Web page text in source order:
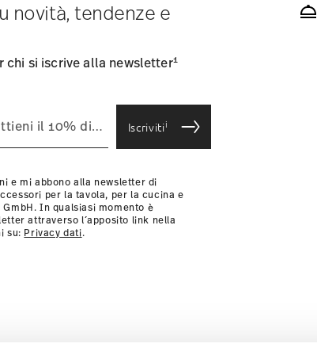
Spediamo con UPS (consegna standard) in Italia.
tracciamento via e-mail non appena il vostro pacco verrà
il nostroservizio resi.
novità, tendenze e
chi si iscrive alla newsletter1
Iscrivitii
e mi abbono alla newsletter di
per la tavola, per la cucina e
In qualsiasi momento è
attraverso l´apposito link nella
su: Privacy dati.